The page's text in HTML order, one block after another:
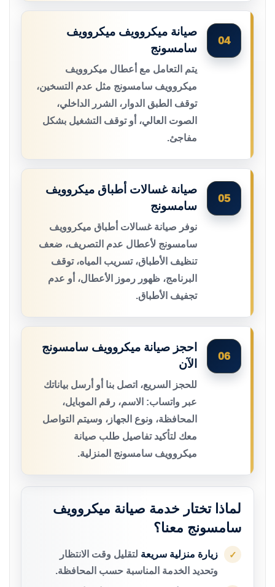
04
صيانة ميكروويف ميكروويف
سامسونج
يتم التعامل مع أعطال ميكروويف
ميكروويف سامسونج مثل عدم التسخين،
توقف الطبق الدوار، الشرر الداخلي،
الصوت العالي، أو توقف التشغيل بشكل
مفاجئ.
05
صيانة غسالات أطباق ميكروويف
سامسونج
نوفر صيانة غسالات أطباق ميكروويف
سامسونج لأعطال عدم التصريف، ضعف
تنظيف الأطباق، تسريب المياه، توقف
البرنامج، ظهور رموز الأعطال، أو عدم
تجفيف الأطباق.
06
احجز صيانة ميكروويف سامسونج
الآن
للحجز السريع، اتصل بنا أو أرسل بياناتك
عبر واتساب: الاسم، رقم الموبايل،
المحافظة، ونوع الجهاز، وسيتم التواصل
معك لتأكيد تفاصيل طلب صيانة
ميكروويف سامسونج المنزلية.
لماذا تختار خدمة صيانة ميكروويف
سامسونج معنا؟
✓ زيارة منزلية سريعة لتقليل وقت الانتظار
وتحديد الخدمة المناسبة حسب المحافظة.